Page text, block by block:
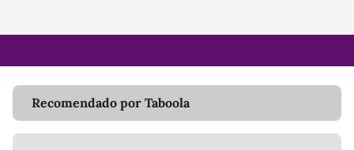
Recomendado por Taboola